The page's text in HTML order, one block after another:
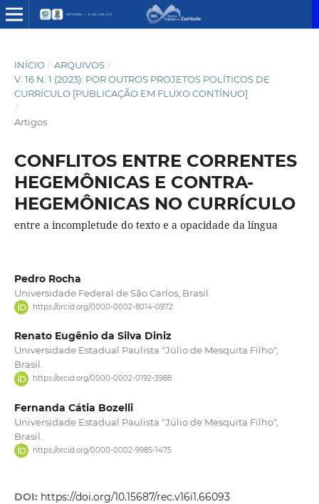
INÍCIO / ARQUIVOS /
V. 16 N. 1 (2023): POR OUTROS PROJETOS POLÍTICOS DE
CURRÍCULO [PUBLICAÇÃO EM FLUXO CONTÍNUO]
/
Artigos
CONFLITOS ENTRE CORRENTES
HEGEMÔNICAS E CONTRA-
HEGEMÔNICAS NO CURRÍCULO
entre a incompletude do texto e a opacidade da língua
Pedro Rocha
Universidade Federal de São Carlos, Brasil.
https://orcid.org/0000-0002-8014-0972
Renato Eugênio da Silva Diniz
Universidade Estadual Paulista "Júlio de Mesquita Filho",
Brasil.
https://orcid.org/0000-0002-0192-3988
Fernanda Cátia Bozelli
Universidade Estadual Paulista "Júlio de Mesquita Filho",
Brasil.
https://orcid.org/0000-0002-9985-1475
DOI: https://doi.org/10.15687/rec.v16i1.66093